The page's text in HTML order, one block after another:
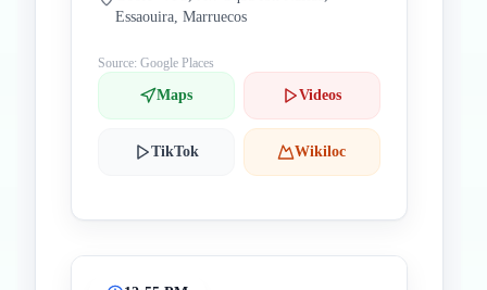
Essaouira, Marruecos
Source: Google Places
Maps Videos
TikTok Wikiloc